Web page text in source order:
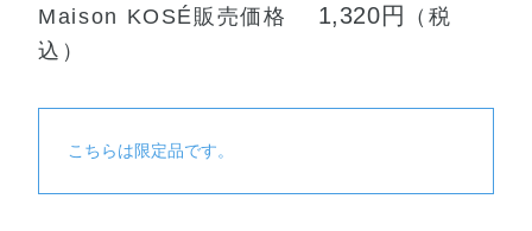
Maison KOSÉ販売価格 1,320円
（税
込）
こちらは限定品です。